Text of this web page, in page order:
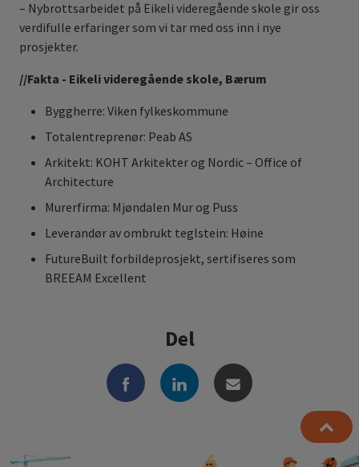
– Nybrottsarbeidet på Eikeli videregående skole gir oss
verdifulle erfaringer som vi tar med oss inn i nye
prosjekter.
//Fakta - Eikeli videregående skole, Bærum
Byggherre: Viken fylkeskommune
Totalentreprenør: Peab AS
Arkitekt: KOHT Arkitekter og Nordic – Office of
Architecture
Murerfirma: Mjøndalen Mur og Puss
Leverandør av ombrukt teglstein: Høine
FutureBuilt forbildeprosjekt, sertifiseres som
BREEAM Excellent
Del